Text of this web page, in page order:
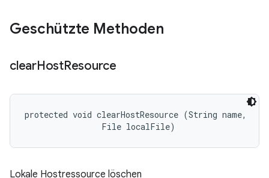
Geschützte Methoden
clearHostResource
protected void clearHostResource (String name,
                File localFile)
Lokale Hostressource löschen